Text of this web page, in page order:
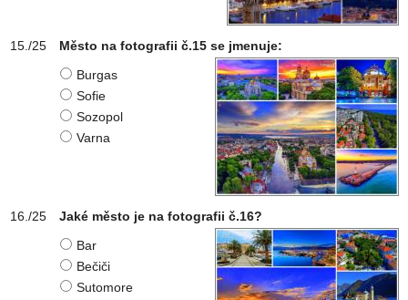
Město na fotografii č.15 se jmenuje:
Burgas
Sofie
Sozopol
Varna
Jaké město je na fotografii č.16?
Bar
Bečiči
Sutomore